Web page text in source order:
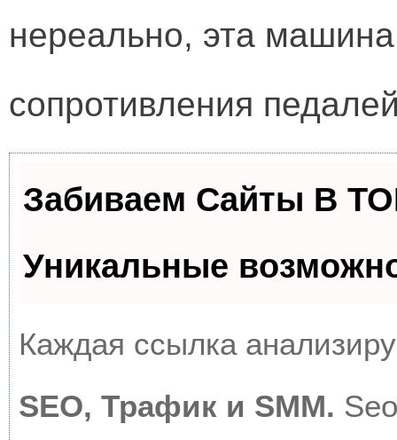
нереально, эта машина
сопротивления
Забиваем Сайты В
Уникальные
Каждая ссылка
SEO, Трафик и SMM.